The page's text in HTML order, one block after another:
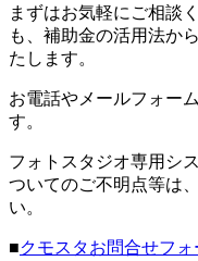
まずはお気軽にご相談
も、補助金の活用法か
たします。
お電話やメールフォー
す。
フォトスタジオ専用シ
ついてのご不明点等は
い。
■クモスタお問合せフォ